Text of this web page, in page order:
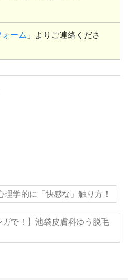
ーム 」よりご連絡くださ
理学的に「快感な」触り方！
ガで！】池袋皮膚科ゆう脱毛